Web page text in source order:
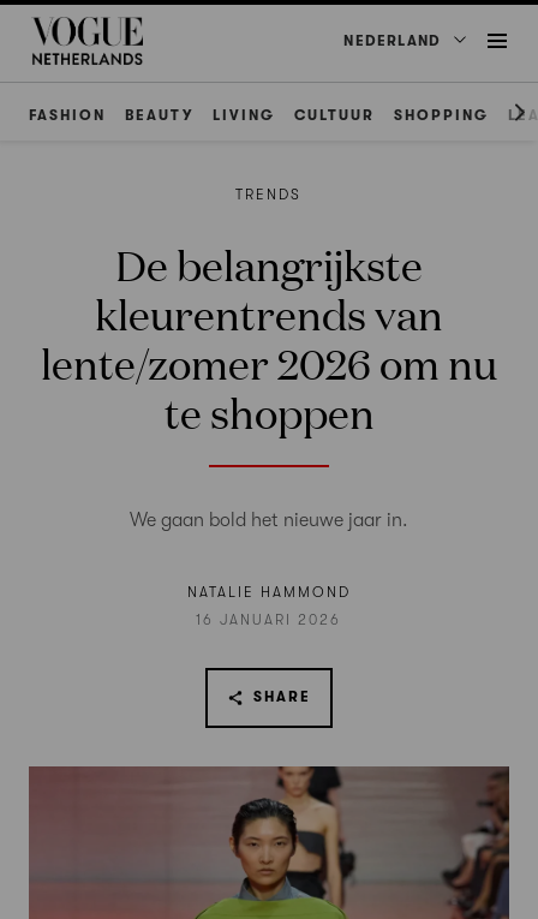
NEDERLAND
FASHION BEAUTY LIVING CULTUUR SHOPPING
TRENDS
De belangrijkste
kleurentrends van
lente/zomer 2026 om nu
te shoppen
We gaan bold het nieuwe jaar in.
NATALIE HAMMOND
16 JANUARI 2026
SHARE